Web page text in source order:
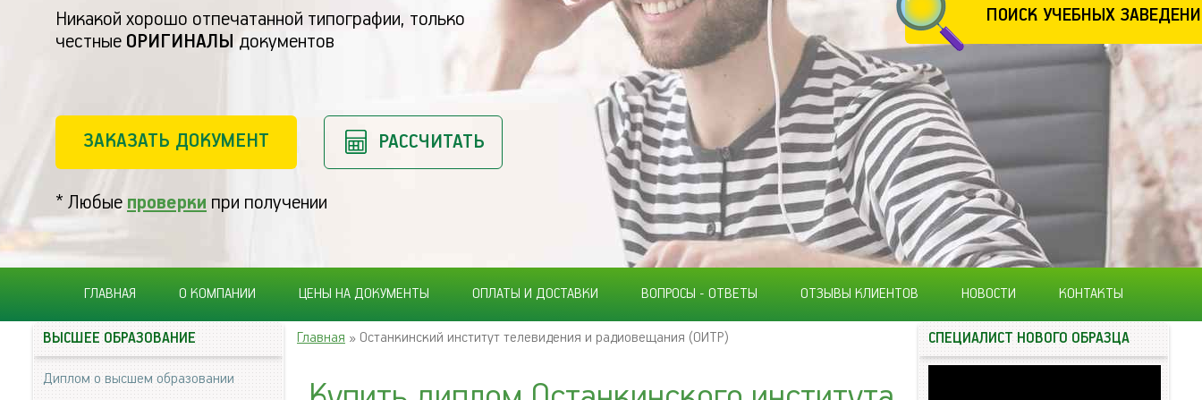
Никакой хорошо отпечатанной типографии, только
честные ОРИГИНАЛЫ документов
ЗАКАЗАТЬ ДОКУМЕНТ РАССЧИТАТЬ
* Любые проверки при получении
ПОИСК УЧЕБНЫХ
ГЛАВНАЯ О КОМПАНИИ ЦЕНЫ НА ДОКУМЕНТЫ ОПЛАТЫ И ДОСТАВКИ ВОПРОСЫ - ОТВЕТЫ ОТЗЫВЫ КЛИЕНТОВ НОВОСТИ КОНТАКТЫ
Главная » Останкинский институт телевидения и радиовещания (ОИТР)
ВЫСШЕЕ ОБРАЗОВАНИЕ
Диплом о высшем образовании
СПЕЦИАЛИСТ НОВОГО ОБРАЗЦА